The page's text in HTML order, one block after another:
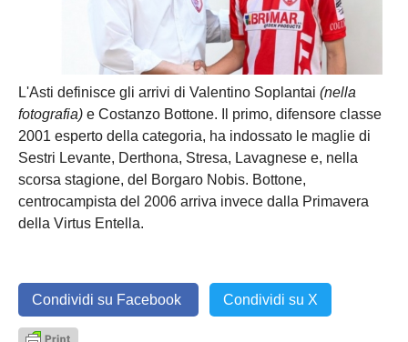
Carica la tua Rosa
L'Asti definisce gli arrivi di Valentino Soplantai (nella
fotografia) e Costanzo Bottone. Il primo, difensore classe
2001 esperto della categoria, ha indossato le maglie di
Sestri Levante, Derthona, Stresa, Lavagnese e, nella
scorsa stagione, del Borgaro Nobis. Bottone,
centrocampista del 2006 arriva invece dalla Primavera
della Virtus Entella.
Condividi su Facebook Condividi su X